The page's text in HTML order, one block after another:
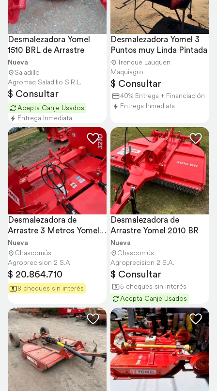
Desmalezadora Yomel
1510 BRL de Arrastre
Nueva
Saladillo
Agromaq Saladillo S.R.L.
$ Consultar
Acepta Canje Usados
Entrega Inmediata
Desmalezadora Yomel 3
Puntos muy Linda Pintada
Trenque Lauquen
Maquiagro
$ Consultar
40% Entrega + Financiación
Entrega Inmediata
Desmalezadora de
Arrastre 3 Metros Yomel
3210
Nueva
Chascomús
Agroprecision 2 S.A.
$ 20.864.710
8 cheques sin interés
Desmalezadora de
Arrastre Yomel 2010 BR
Nueva
Chascomús
Agroprecision 2 S.A.
$ Consultar
5 cheques sin interés
Acepta Canje Usados